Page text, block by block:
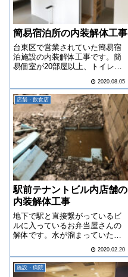
簡易宿泊所の内装解体工事
台東区で営業されていた簡易宿
泊施設の内装解体工事です。簡
易個室が20部屋以上、トイレと
中々のボリュームでしたが工期
内に納めることが出来ました。
2020.08.05
店舗・飲食店
駅前テナントビル内店舗の
内装解体工事
地下で駅と直接繋がっているビ
ルに入っているお弁当屋さんの
解体です。水が溜まっていたの
ームを使い慎重に作業を進めて
いきました。
2020.02.20
施設・病院